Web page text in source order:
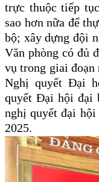
trực thuộc tiếp
sao hơn nữa để
bộ; xây dựng đội
Văn phòng có đủ
vụ trong giai
Nghị quyết Đại
quyết Đại hội đại
nghị quyết đại hội
2025.